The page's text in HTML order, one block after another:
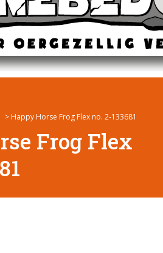
> Happy Horse Frog Flex no. 2-133681
Frog Flex